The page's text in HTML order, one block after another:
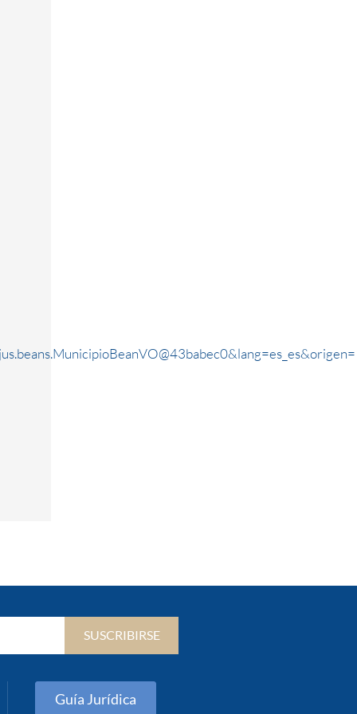
SUSCRIBIRSE
Guía Jurídica